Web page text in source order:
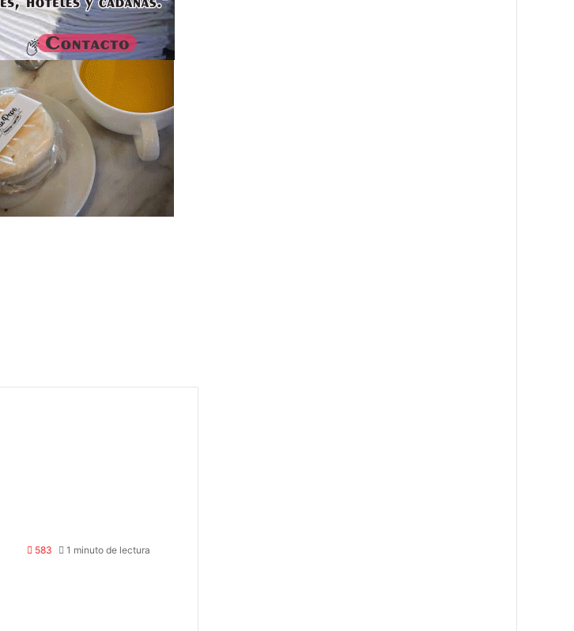
583 1 minuto de lectura